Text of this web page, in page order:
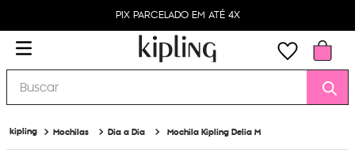
PIX PARCELADO EM ATÉ 4X
Buscar
Mochilas Dia a Dia Mochila Kipling Delia M